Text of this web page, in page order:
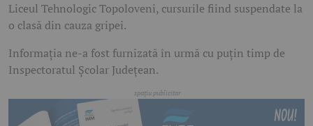
Liceul Tehnologic Topoloveni, cursurile fiind suspendate la
o clasă din cauza gripei.
Informația ne-a fost furnizată în urmă cu puțin timp de
Inspectoratul Școlar Județean.